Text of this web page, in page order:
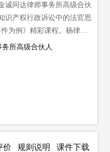
诚同达律师事务所高级合伙
识产权行政诉讼中的法官思
为例》精彩课程。杨律师
我们了解法官思维，助大家
所高级合伙人
价 规则说明 课件下载